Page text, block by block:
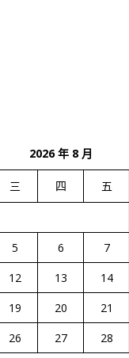
2026 年 8 月
三 四 五
5 6 7
12 13 14
19 20 21
26 27 28